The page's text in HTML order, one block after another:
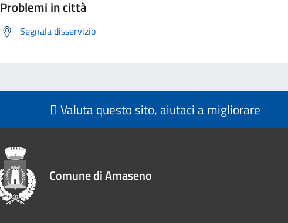
Problemi in città
Segnala disservizio
Valuta questo sito, aiutaci a migliorare
Comune di Amaseno